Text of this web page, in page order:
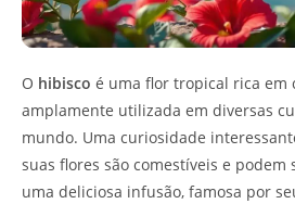
O hibisco é uma flor tropical rica em
amplamente utilizada em diversas
mundo. Uma curiosidade
suas flores são comestíveis e podem
uma deliciosa infusão, famosa por